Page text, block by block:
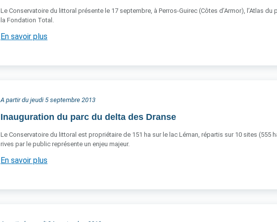
Le Conservatoire du littoral présente le 17 septembre, à Perros-Guirec (Côtes d’Armor), l’Atlas
la Fondation Total.
En savoir plus
A partir du jeudi 5 septembre 2013
Inauguration du parc du delta des Dranse
Le Conservatoire du littoral est propriétaire de 151 ha sur le lac Léman, répartis sur 10 sites (555
rives par le public représente un enjeu majeur.
En savoir plus